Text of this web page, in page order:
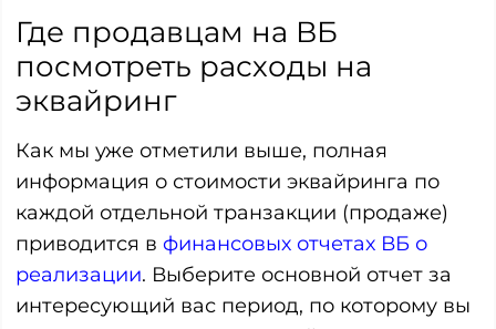
Где продавцам на ВБ
посмотреть расходы на
эквайринг
Как мы уже отметили выше, полная
информация о стоимости эквайринга по
каждой отдельной транзакции (продаже)
приводится в финансовых отчетах ВБ о
реализации. Выберите основной отчет за
интересующий вас период, по которому вы